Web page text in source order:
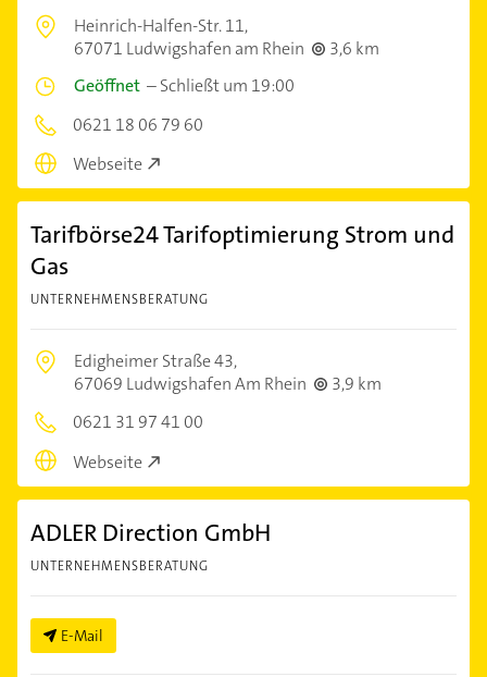
Heinrich-Halfen-Str. 11,
67071 Ludwigshafen am Rhein
3,6 km
Geöffnet –Schließt um 19:00
0621 18 06 79 60
Webseite
Tarifbörse24 Tarifoptimierung Strom und
Gas
UNTERNEHMENSBERATUNG
Edigheimer Straße 43,
67069 Ludwigshafen Am Rhein
3,9 km
0621 31 97 41 00
Webseite
ADLER Direction GmbH
UNTERNEHMENSBERATUNG
E-Mail